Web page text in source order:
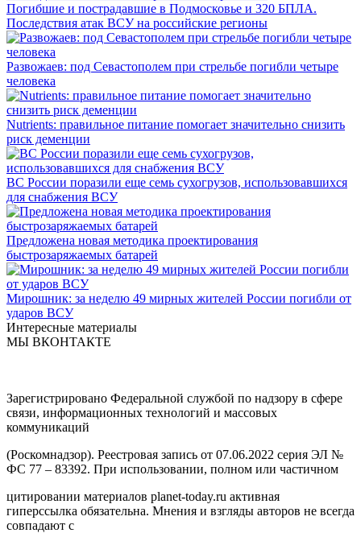
Погибшие и пострадавшие в Подмосковье и 320 БПЛА.
Последствия атак ВСУ на российские регионы
Развожаев: под Севастополем при стрельбе погибли четыре
человека
Nutrients: правильное питание помогает значительно снизить
риск деменции
ВС России поразили еще семь сухогрузов, использовавшихся
для снабжения ВСУ
Предложена новая методика проектирования
быстрозаряжаемых батарей
Мирошник: за неделю 49 мирных жителей России погибли от
ударов ВСУ
Интересные материалы
МЫ ВКОНТАКТЕ
Зарегистрировано Федеральной службой по надзору в сфере
связи, информационных технологий и массовых
коммуникаций
(Роскомнадзор). Реестровая запись от 07.06.2022 серия ЭЛ №
ФС 77 – 83392. При использовании, полном или частичном
цитировании материалов planet-today.ru активная
гиперссылка обязательна. Мнения и взгляды авторов не всегда
совпадают с